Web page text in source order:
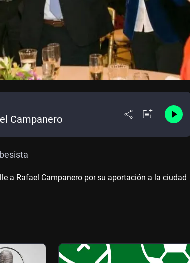
Campanero
a Rafael Campanero por su aportación a la ciudad